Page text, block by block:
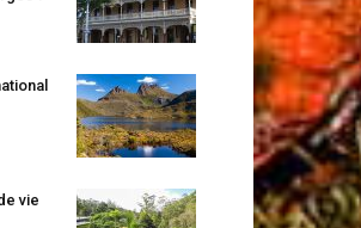
vie